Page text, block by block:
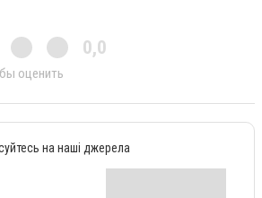
0,0
оценить
на наші джерела